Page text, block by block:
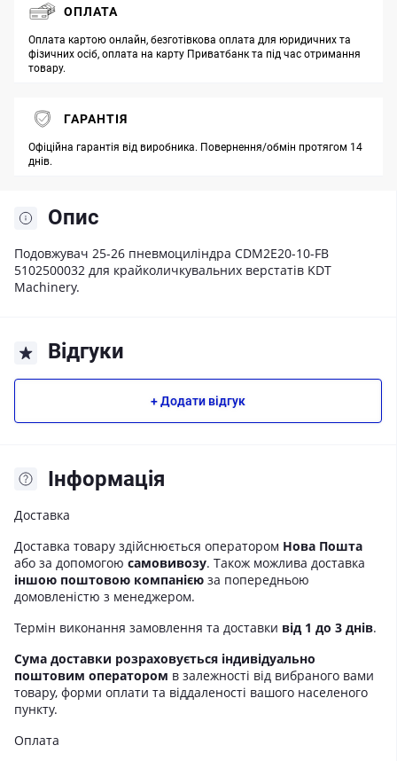
Опис
Подовжувач 25-26 пневмоциліндра CDM2E20-10-FB
5102500032 для крайколичкувальних верстатів KDT
Machinery.
Відгуки
+ Додати відгук
Iнформація
Доставка
Доставка товару здійснюється оператором Нова Пошта
або за допомогою самовивозу. Також можлива доставка
іншою поштовою компанією за попередньою
домовленістю з менеджером.
Термін виконання замовлення та доставки від 1 до 3 днів.
Сума доставки розраховується індивідуально
поштовим оператором в залежності від вибраного вами
товару, форми оплати та віддаленості вашого населеного
пункту.
Оплата
ОПЛАТА
Оплата картою онлайн, безготівкова оплата для юридичних та
фізичних осіб, оплата на карту Приватбанк та під час отримання
товару.
ГАРАНТІЯ
Офіційна гарантія від виробника. Повернення/обмін протягом 14
днів.